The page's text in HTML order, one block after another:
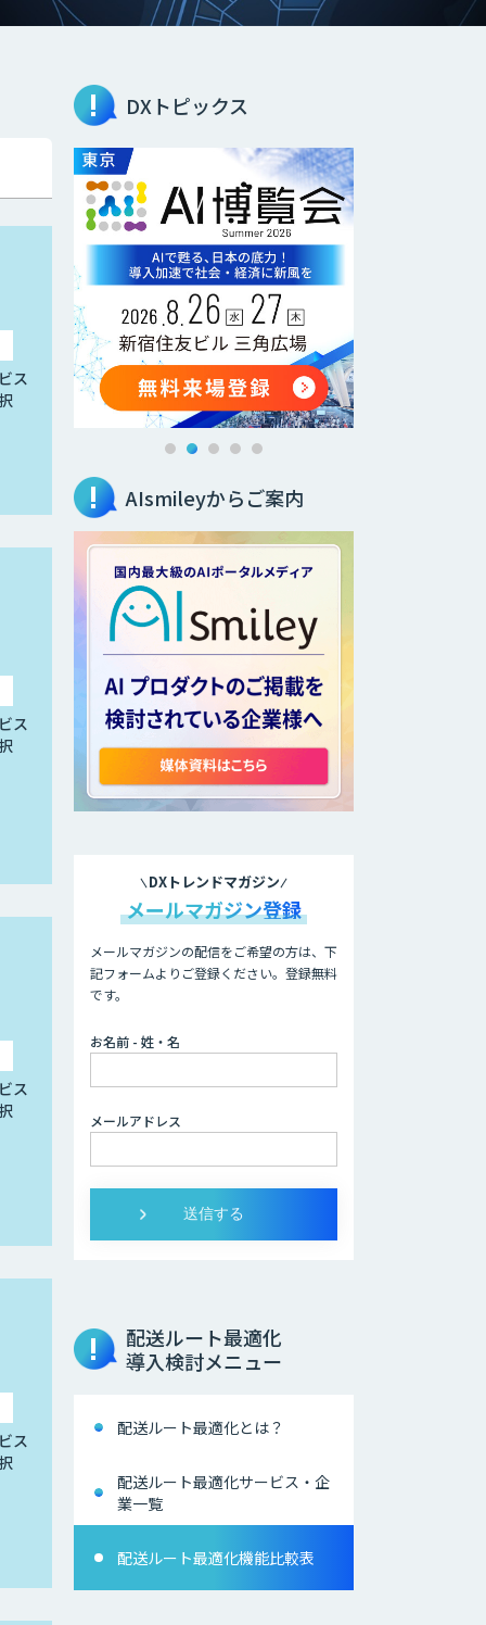
ス
ス
ス
ス
DXトピックス
AIsmileyからご案内
DXトレンドマガジン
メールマガジン登録
メールマガジンの配信をご希望の方は、下
記フォームよりご登録ください。登録無料
です。
お名前 - 姓・名
メールアドレス
配送ルート最適化
導入検討メニュー
配送ルート最適化とは？
配送ルート最適化サービス・企
業一覧
配送ルート最適化機能比較表